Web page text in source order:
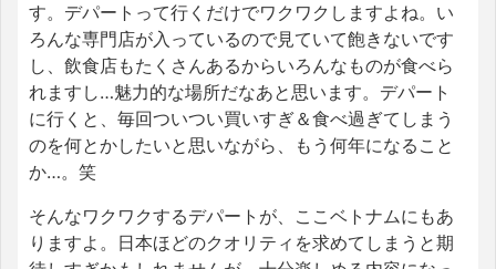
す。デパートって行くだけでワクワクしますよね。い
ろんな専門店が入っているので見ていて飽きないです
し、飲食店もたくさんあるからいろんなものが食べら
れますし…魅力的な場所だなあと思います。デパート
に行くと、毎回ついつい買いすぎ＆食べ過ぎてしまう
のを何とかしたいと思いながら、もう何年になること
か…。笑
そんなワクワクするデパートが、ここベトナムにもあ
りますよ。日本ほどのクオリティを求めてしまうと期